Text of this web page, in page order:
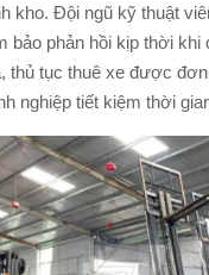
kho. Đội ngũ kỹ thuật
bảo phản hồi kịp thời khi
thủ tục thuê xe được
nghiệp tiết kiệm thời